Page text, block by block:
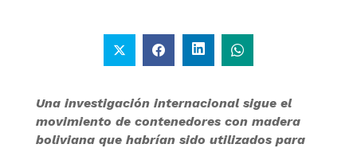
Una investigación internacional sigue el
movimiento de contenedores con madera
boliviana que habrían sido utilizados para